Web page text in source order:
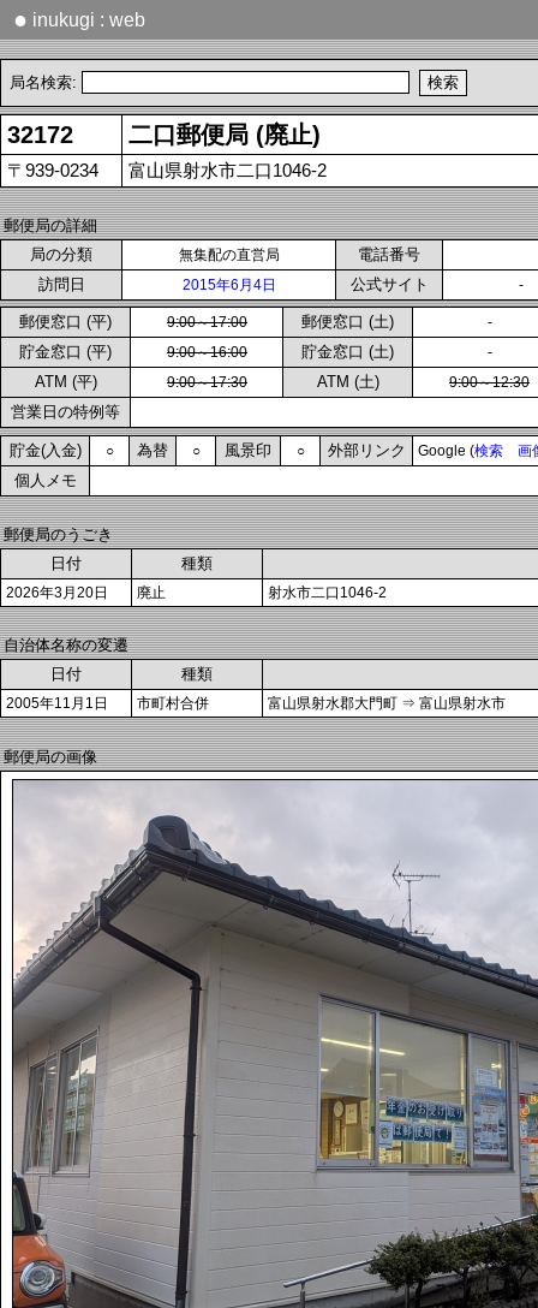
● inukugi : web
局名検索:
32172 二口郵便局 (廃止)
〒939-0234 富山県射水市二口1046-2
郵便局の詳細
局の分類
無集配の直営局
電話番号
訪問日
2015年6月4日 公式サイト
郵便窓口 (平) 9:00～17:00 郵便窓口 (土) -
貯金窓口 (平) 9:00～16:00 貯金窓口 (土) -
ATM (平) 9:00～17:30 ATM (土) 9:00～12:30
営業日の特例等
貯金(入金) ○ 為替 ○ 風景印 ○ 外部リンク Google (検索 画
個人メモ
郵便局のうごき
日付
種類
2026年3月20日 廃止 射水市二口1046-2
自治体名称の変遷
日付
種類
2005年11月1日 市町村合併 富山県射水郡大門町 ⇒ 富山県射水市
郵便局の画像